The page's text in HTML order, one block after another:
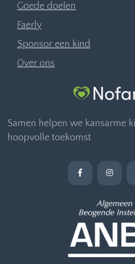
Goede doelen
Faerly
Sponsor een kind
Over ons
Samen helpen we kansarme
hoopvolle toekomst